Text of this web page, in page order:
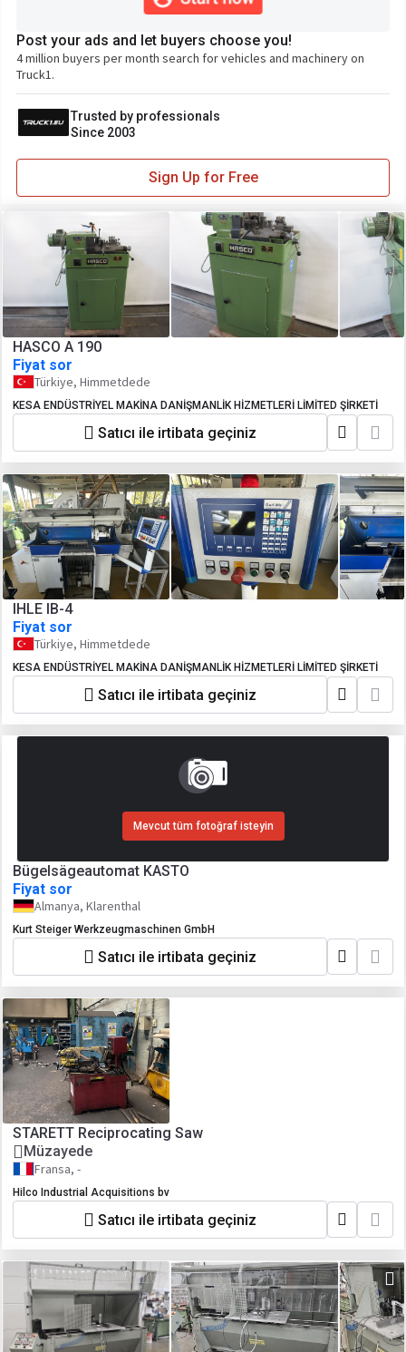
Post your ads and let buyers choose you!
4 million buyers per month search for vehicles and machinery on
Truck1.
Trusted by professionals
Since 2003
Sign Up for Free
HASCO A 190
Fiyat sor
Türkiye, Himmetdede
KESA ENDÜSTRİYEL MAKİNA DANİŞMANLİK HİZMETLERİ LİMİTED ŞİRKETİ
Satıcı ile irtibata geçiniz
IHLE IB-4
Fiyat sor
Türkiye, Himmetdede
KESA ENDÜSTRİYEL MAKİNA DANİŞMANLİK HİZMETLERİ LİMİTED ŞİRKETİ
Satıcı ile irtibata geçiniz
Mevcut tüm fotoğraf isteyin
Bügelsägeautomat KASTO
Fiyat sor
Almanya, Klarenthal
Kurt Steiger Werkzeugmaschinen GmbH
Satıcı ile irtibata geçiniz
STARETT Reciprocating Saw
Müzayede
Fransa, -
Hilco Industrial Acquisitions bv
Satıcı ile irtibata geçiniz